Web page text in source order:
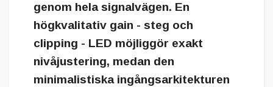
genom hela signalvägen. En
högkvalitativ gain - steg och
clipping - LED möjliggör exakt
nivåjustering, medan den
minimalistiska ingångsarkitekturen